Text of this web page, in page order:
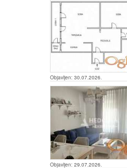
Objavljen: 30.07.2026.
Objavljen: 29.07.2026.